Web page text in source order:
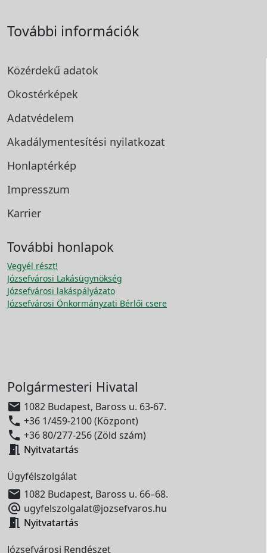
További információk
Közérdekű adatok
Okostérképek
Adatvédelem
Akadálymentesítési nyilatkozat
Honlaptérkép
Impresszum
Karrier
További honlapok
Vegyél részt!
Józsefvárosi Lakásügynökség
Józsefvárosi lakáspályázato
Józsefvárosi Önkormányzati Bérlői csere
Polgármesteri Hivatal
 1082 Budapest, Baross u. 63-67.
 +36 1/459-2100 (Központ)
 +36 80/277-256 (Zöld szám)
 Nyitvatartás
Ügyfélszolgálat
 1082 Budapest, Baross u. 66–68.
 ugyfelszolgalat@jozsefvaros.hu
 Nyitvatartás
Józsefvárosi Rendészet